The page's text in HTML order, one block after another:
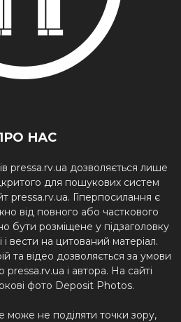
НАС
pressa.rv.ua дозволяється лише
для пошукових систем
pressa.rv.ua. Гіперпосилання є
від повного або часткового
бути розміщене у підзаголовку
вести на цитований матеріал.
та відео дозволяється за умови
і автора. На сайті
фото Deposit Photos.
може не поділяти точки зору,